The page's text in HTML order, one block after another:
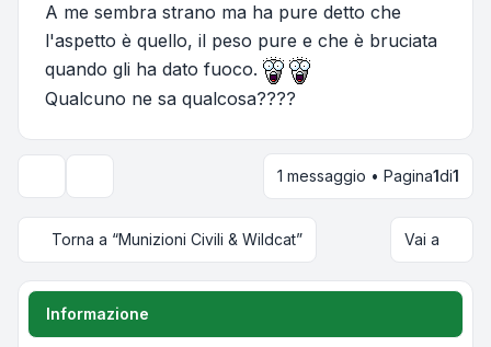
A me sembra strano ma ha pure detto che
l'aspetto è quello, il peso pure e che è bruciata
quando gli ha dato fuoco.
Qualcuno ne sa qualcosa????
1 messaggio • Pagina1di1
Torna a “Munizioni Civili & Wildcat” Vai a
Informazione